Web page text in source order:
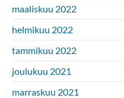
maaliskuu 2022
helmikuu 2022
tammikuu 2022
joulukuu 2021
marraskuu 2021